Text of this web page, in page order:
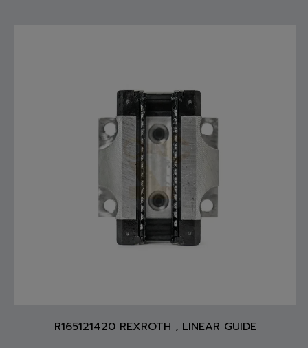
R165121420 REXROTH , LINEAR GUIDE